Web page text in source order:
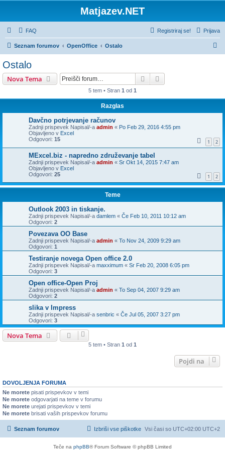
Matjazev.NET
FAQ Prijava
Registriraj se!
Seznam forumov OpenOffice Ostalo
Ostalo
Nova Tema Iskanje
5 tem • Stran 1 od 1
Razglas
Davčno potrjevanje računov
Zadnji prispevek Napisal/-a admin « Po Feb 29, 2016 4:55 pm
Objavljeno v Excel
Odgovori: 15 1 2
MExcel.biz - napredno združevanje tabel
Zadnji prispevek Napisal/-a admin « Sr Okt 14, 2015 7:47 am
Objavljeno v Excel
Odgovori: 25 1 2
Teme
Outlook 2003 in tiskanje.
Zadnji prispevek Napisal/-a damlem « Če Feb 10, 2011 10:12 am
Odgovori: 2
Povezava OO Base
Zadnji prispevek Napisal/-a admin « To Nov 24, 2009 9:29 am
Odgovori: 1
Testiranje novega Open office 2.0
Zadnji prispevek Napisal/-a maxximum « Sr Feb 20, 2008 6:05 pm
Odgovori: 3
Open office-Open Proj
Zadnji prispevek Napisal/-a admin « To Sep 04, 2007 9:29 am
Odgovori: 2
slika v Impress
Zadnji prispevek Napisal/-a senbric « Če Jul 05, 2007 3:27 pm
Odgovori: 3
Nova Tema
5 tem • Stran 1 od 1
Pojdi na
DOVOLJENJA FORUMA
Ne morete pisati prispevkov v temi
Ne morete odgovarjati na teme v forumu
Ne morete urejati prispevkov v temi
Ne morete brisati vaših prispevkov forumu
Seznam forumov Vsi časi so UTC+02:00 UTC+2
Izbriši vse piškotke
Teče na phpBB® Forum Software © phpBB Limited